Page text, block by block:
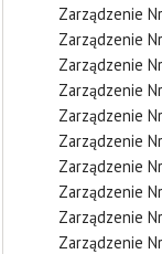
Zarządzenie
Zarządzenie
Zarządzenie
Zarządzenie
Zarządzenie
Zarządzenie
Zarządzenie
Zarządzenie
Zarządzenie
Zarządzenie